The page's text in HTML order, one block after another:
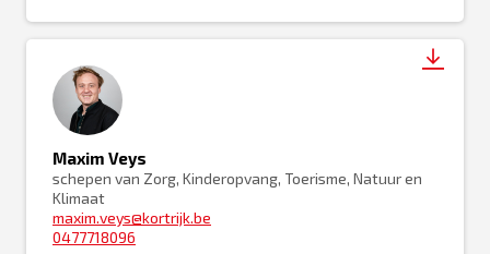
Maxim Veys
schepen van Zorg, Kinderopvang, Toerisme, Natuur en
Klimaat
maxim.veys@kortrijk.be
0477718096